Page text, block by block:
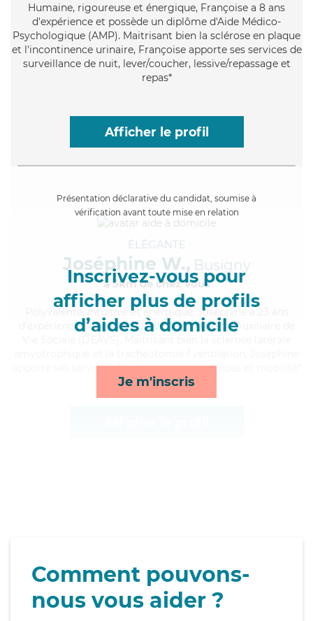
Humaine, rigoureuse et énergique, Françoise a 8 ans
d'expérience et possède un diplôme d'Aide Médico-
Psychologique (AMP). Maitrisant bien la sclérose en plaque
et l'incontinence urinaire, Françoise apporte ses services de
surveillance de nuit, lever/coucher, lessive/repassage et
repas*
Afficher le profil
Présentation déclarative du candidat, soumise à
vérification avant toute mise en relation
Inscrivez-vous pour
afficher plus de profils
d’aides à domicile
Je m'inscris
ÉLÉGANTE
Joséphine W., Busigny
à 5km de chez Vous
, intuitive et énergique, Joséphine a 23 ans
d'expérience et possède un diplôme d'État d'Auxiliaire de
apporte ses services de ménage, rappels, repas et mobilité*
Comment pouvons-
nous vous aider ?